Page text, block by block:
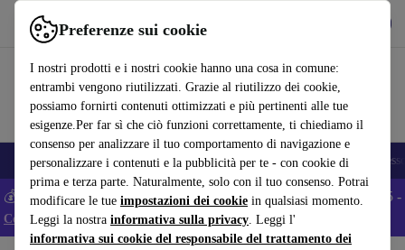
Preferenze sui cookie
I nostri prodotti e i nostri cookie hanno una cosa in comune:
entrambi vengono riutilizzati. Grazie al riutilizzo dei cookie,
possiamo fornirti contenuti ottimizzati e più pertinenti alle tue
esigenze.Per far sì che ciò funzioni correttamente, ti chiediamo il
consenso per analizzare il tuo comportamento di navigazione e
personalizzare i contenuti e la pubblicità per te - con cookie di
prima e terza parte. Naturalmente, solo con il tuo consenso. Potrai
modificare le tue impostazioni dei cookie in qualsiasi momento.
Leggi la nostra informativa sulla privacy. Leggi l'
informativa sui cookie del responsabile del trattamento dei
Usa refurbed in modo rapido e semplice
🎒 Back to school Smartphone Portatili Tablet Smartwatch
💰 Extra -5% su tutti gli smartphone Android - Codice: ANDROID5 -
Condizioni